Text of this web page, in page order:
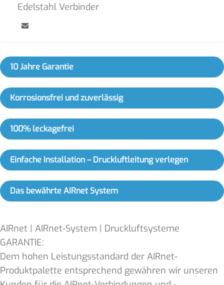
Edelstahl Verbinder
10 Jahre Garantie
Korrosionsfrei und zuverlässig
100% leckagefrei
Einfache Installation – Druckluftleitung verlegen
Das bewährte AIRnet System
AIRnet | AIRnet-System | Druckluftsysteme
GARANTIE:
Dem hohen Leistungsstandard der AIRnet-
Produktpalette entsprechend gewähren wir unseren